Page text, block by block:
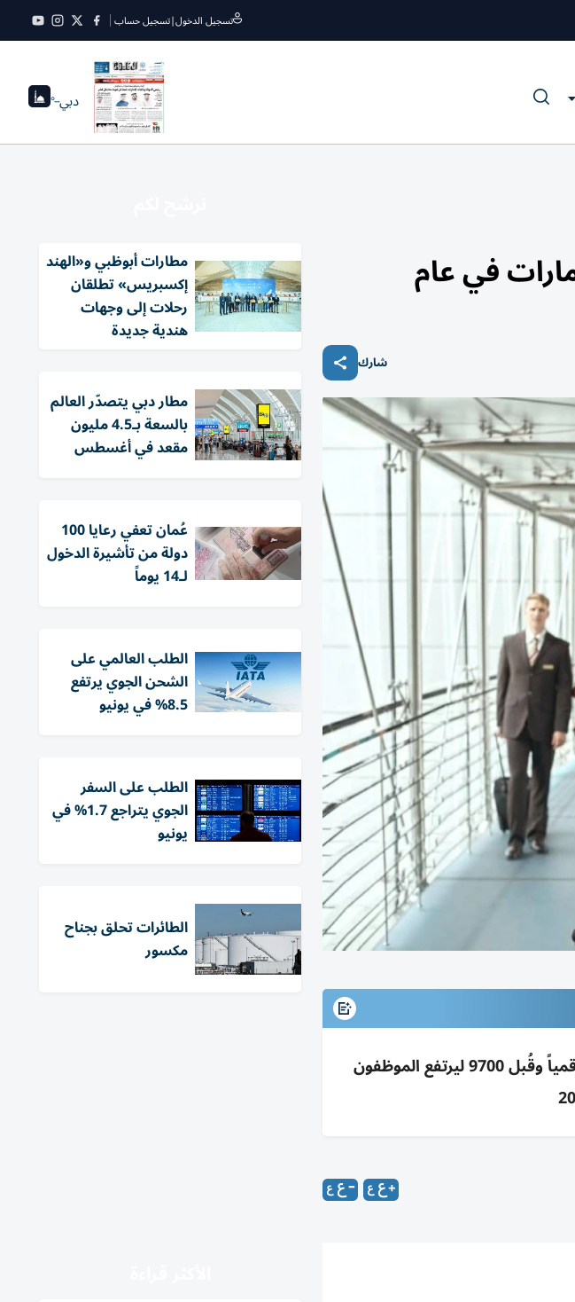
تسجيل الدخول|تسجيل حساب
دبي--°
شارك
طيران الإمارات تلقت 3.5 مليون طلب في 2025 بمعدل 7 بالدقيقة، فُرز 390 ألف رقمياً وقُبل 9700 ليرتفع الموظفون
مطارات أبوظبي و«الهند
إكسبريس» تطلقان
رحلات إلى وجهات
هندية جديدة
مطار دبي يتصدّر العالم
بالسعة بـ4.5 مليون
مقعد في أغسطس
عُمان تعفي رعايا 100
دولة من تأشيرة الدخول
لـ14 يوماً
الطلب العالمي على
الشحن الجوي يرتفع
8.5% في يونيو
الطلب على السفر
الجوي يتراجع 1.7% في
يونيو
الطائرات تحلق بجناح
مكسور